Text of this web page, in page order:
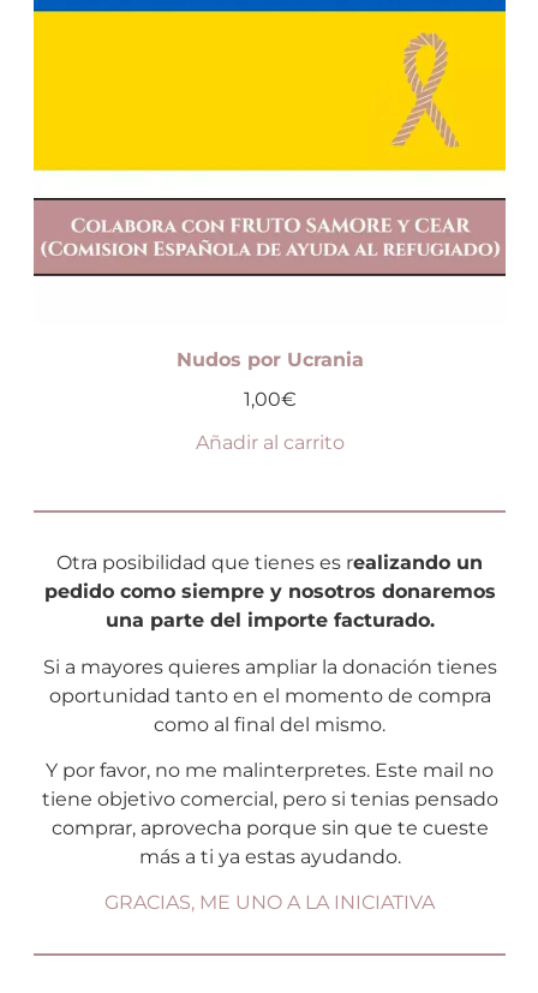
Nudos por Ucrania
1,00€
Añadir al carrito
Otra posibilidad que tienes es realizando un
pedido como siempre y nosotros donaremos
una parte del importe facturado.
Si a mayores quieres ampliar la donación tienes
oportunidad tanto en el momento de compra
como al final del mismo.
Y por favor, no me malinterpretes. Este mail no
tiene objetivo comercial, pero si tenias pensado
comprar, aprovecha porque sin que te cueste
más a ti ya estas ayudando.
GRACIAS, ME UNO A LA INICIATIVA